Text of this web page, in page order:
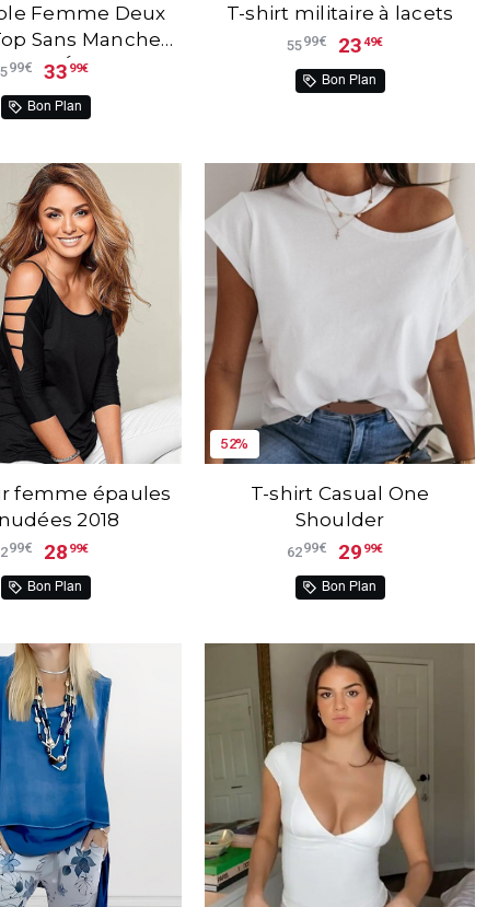
Femme Deux
Sans Manches
Élégante –
Orélina™
99€ 33 99€
Bon Plan
T-shirt militaire à lacets
5599€ 2349€
Bon Plan
femme épaules
2018
99€ 28 99€
Bon Plan
52%
T-shirt Casual One
Shoulder
6299€ 29 99€
Bon Plan